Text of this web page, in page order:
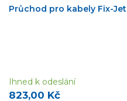
Průchod pro kabely Fix-Jet
823,00 Kč
Ihned k odeslání